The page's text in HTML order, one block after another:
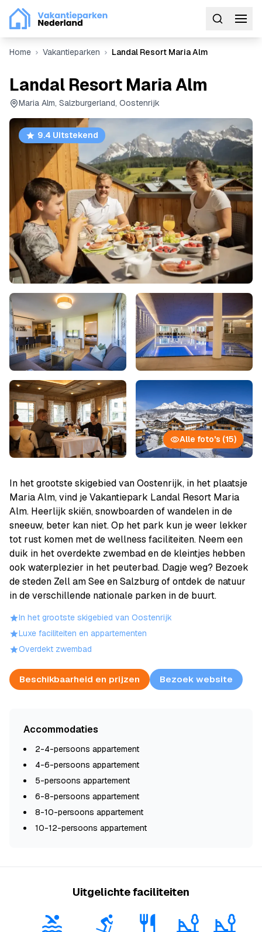
Home Vakantieparken Landal Resort Maria Alm
Landal Resort Maria Alm
Maria Alm, Salzburgerland, Oostenrijk
9.4 Uitstekend
Alle foto's (15)
In het grootste skigebied van Oostenrijk, in het plaatsje
Maria Alm, vind je Vakantiepark Landal Resort Maria
Alm. Heerlijk skiën, snowboarden of wandelen in de
sneeuw, beter kan niet. Op het park kun je weer lekker
tot rust komen met de wellness faciliteiten. Neem een
duik in het overdekte zwembad en de kleintjes hebben
ook waterplezier in het peuterbad. Dagje weg? Bezoek
de steden Zell am See en Salzburg of ontdek de natuur
in de verschillende nationale parken in de buurt.
In het grootste skigebied van Oostenrijk
Luxe faciliteiten en appartementen
Overdekt zwembad
Beschikbaarheid en prijzen Bezoek website
Accommodaties
2-4-persoons appartement
4-6-persoons appartement
5-persoons appartement
6-8-persoons appartement
8-10-persoons appartement
10-12-persoons appartement
Uitgelichte faciliteiten